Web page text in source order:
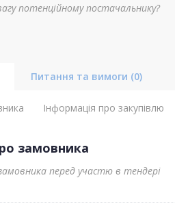
потенційному постачальнику?
Питання та вимоги (0)
Інформація про закупівлю
замовника
перед участю в тендері